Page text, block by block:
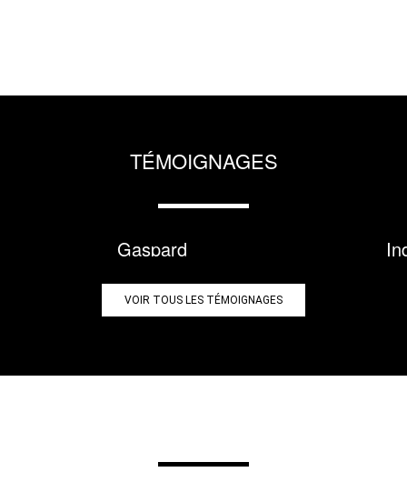
TÉMOIGNAGES
Gaspard
VOIR TOUS LES TÉMOIGNAGES